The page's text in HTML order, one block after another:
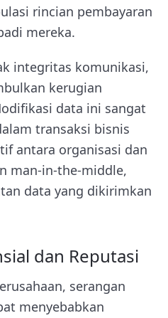
rincian pembayaran
mereka.
integritas komunikasi,
kerugian
data ini sangat
transaksi bisnis
antara organisasi dan
man-in-the-middle,
data yang dikirimkan
dan Reputasi
serangan
menyebabkan